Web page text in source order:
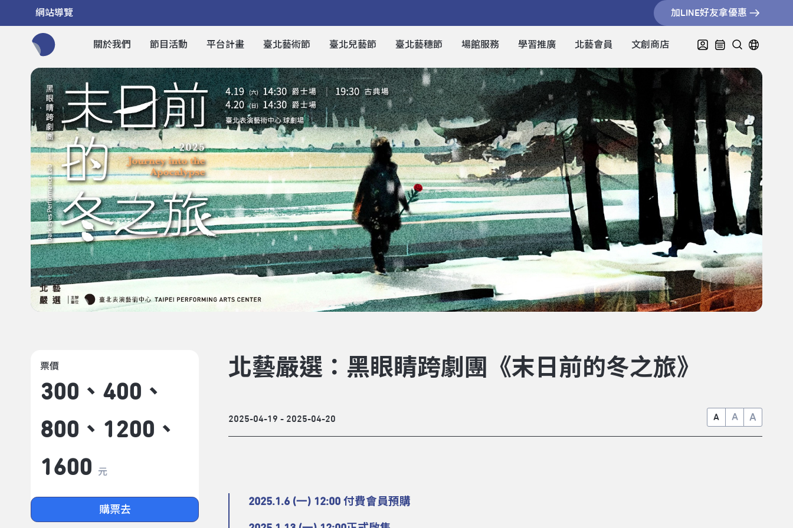
網站導覽 加LINE好友拿優惠
關於我們 節目活動 平台計畫 臺北藝術節 臺北兒藝節 臺北藝穗節 場館服務 學習推廣 北藝會員 文創商店
票價
300、400、
800、1200、
1600
元
購票去
北藝嚴選：黑眼睛跨劇團《末日前的冬之旅》
2025-04-19 - 2025-04-20 A A A
2025.1.6 (一) 12:00 付費會員預購